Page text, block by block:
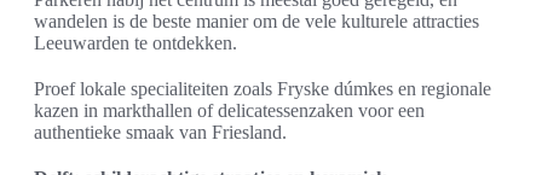
wandelen is de beste manier om de vele kulturele attracties
Leeuwarden te ontdekken.
Proef lokale specialiteiten zoals Fryske dúmkes en regionale
kazen in markthallen of delicatessenzaken voor een
authentieke smaak van Friesland.